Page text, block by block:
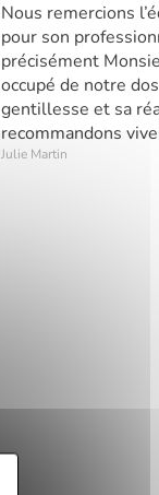
Nous remercions
pour son
précisément
occupé de notre
gentillesse et sa
recommandons
Julie Martin